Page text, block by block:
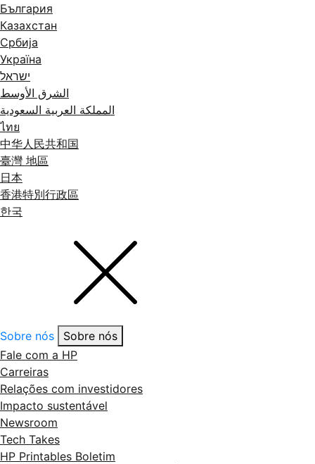
България
Казахстан
Србија
Україна
ישראל
الشرق الأوسط
المملكة العربية السعودية
ไทย
中华人民共和国
臺灣 地區
日本
香港特別行政區
한국
Sobre nós
Sobre nós
Fale com a HP
Carreiras
Relações com investidores
Impacto sustentável
Newsroom
Tech Takes
HP Printables Boletim